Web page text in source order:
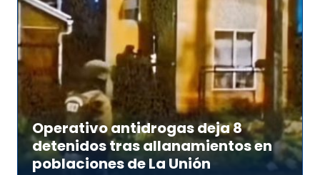
Operativo antidrogas deja 8
detenidos tras allanamientos en
poblaciones de La Unión